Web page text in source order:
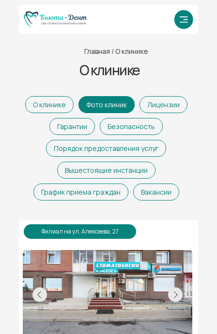
О клинике
Главная / О клинике
О клинике Фото клиник Лицензии
Гарантии Безопасность
Порядок предоставления услуг
Вышестоящие инстанции
График приема граждан Вакансии
Филиал на ул. Алексеева, 27